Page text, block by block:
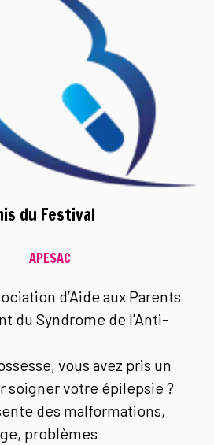
du Festival
APESAC
d’Aide aux Parents
du Syndrome de l'Anti-
vous avez pris un
soigner votre épilepsie ?
des malformations,
problèmes